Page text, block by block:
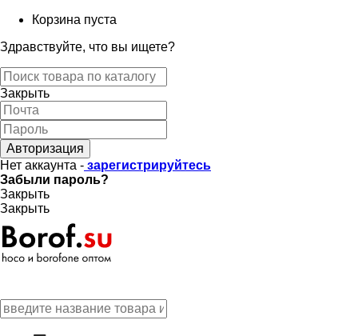
Корзина пуста
Здравствуйте, что вы ищете?
Закрыть
Авторизация
Нет аккаунта - зарегистрируйтесь
Забыли пароль?
Закрыть
Закрыть